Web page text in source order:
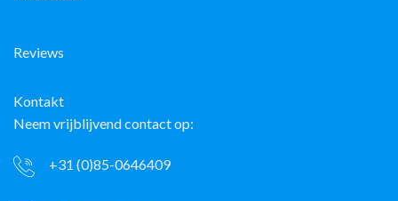
Reviews
Kontakt
Neem vrijblijvend contact op:
+31 (0)85-0646409